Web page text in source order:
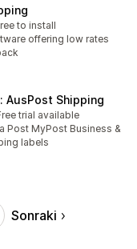
to install
offering low rates
AusPost Shipping
trial available
Post MyPost Business &
labels
Sonraki